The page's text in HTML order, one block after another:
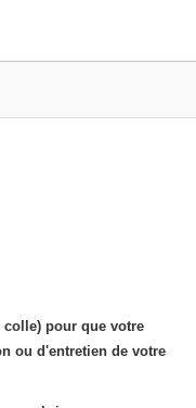
pour que votre
ou d'entretien de votre